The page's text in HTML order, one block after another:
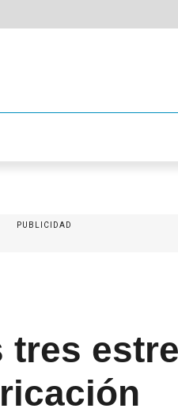
PUBLICIDAD
tres